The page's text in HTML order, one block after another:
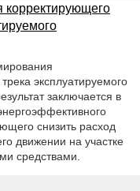
эксплуатируемого
заключается в
снизить расход
движении на участке
средствами.